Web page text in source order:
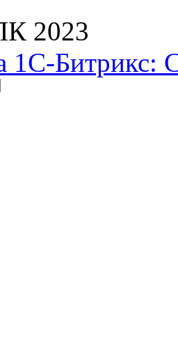
2023
1С-Битрикс: